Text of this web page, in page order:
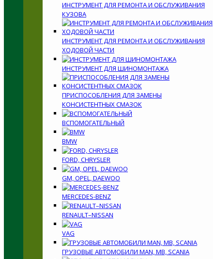
ИНСТРУМЕНТ ДЛЯ РЕМОНТА И ОБСЛУЖИВАНИЯ
КУЗОВА
ИНСТРУМЕНТ ДЛЯ РЕМОНТА И ОБСЛУЖИВАНИЯ
ХОДОВОЙ ЧАСТИ
ИНСТРУМЕНТ ДЛЯ ШИНОМОНТАЖА
ПРИСПОСОБЛЕНИЯ ДЛЯ ЗАМЕНЫ
КОНСИСТЕНТНЫХ СМАЗОК
ВСПОМОГАТЕЛЬНЫЙ
BMW
FORD, CHRYSLER
GM, OPEL, DAEWOO
MERCEDES-BENZ
RENAULT–NISSAN
VAG
ГРУЗОВЫЕ АВТОМОБИЛИ MAN, MB, SCANIA